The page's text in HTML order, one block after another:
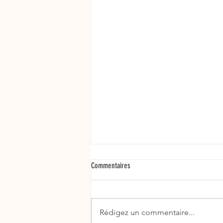
Commentaires
Rédigez un commentaire...